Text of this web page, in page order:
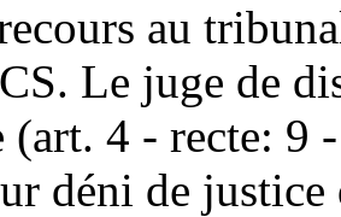
au
Le juge de
4 - recte: 9
déni de justice